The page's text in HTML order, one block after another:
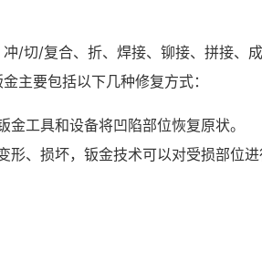
/切/复合、折、焊接、铆接、拼接、
主要包括以下几种修复方式：
工具和设备将凹陷部位恢复原状。
、损坏，钣金技术可以对受损部位